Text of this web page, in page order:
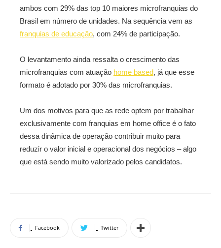
ambos com 29% das top 10 maiores microfranquias do
Brasil em número de unidades. Na sequência vem as
franquias de educação, com 24% de participação.
O levantamento ainda ressalta o crescimento das
microfranquias com atuação home based, já que esse
formato é adotado por 30% das microfranquias.
Um dos motivos para que as rede optem por trabalhar
exclusivamente com franquias em home office é o fato
dessa dinâmica de operação contribuir muito para
reduzir o valor inicial e operacional dos negócios – algo
que está sendo muito valorizado pelos candidatos.
Facebook Twitter